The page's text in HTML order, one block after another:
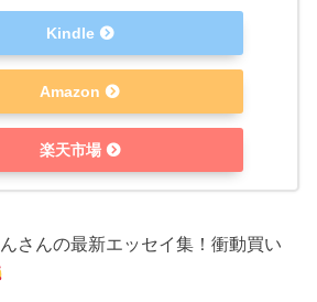
Kindle
Amazon
楽天市場
さんの最新エッセイ集！衝動買い